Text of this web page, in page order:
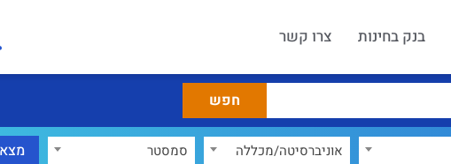
בנק בחינות צרו קשר
אוניברסיטה/מכללה סמסטר